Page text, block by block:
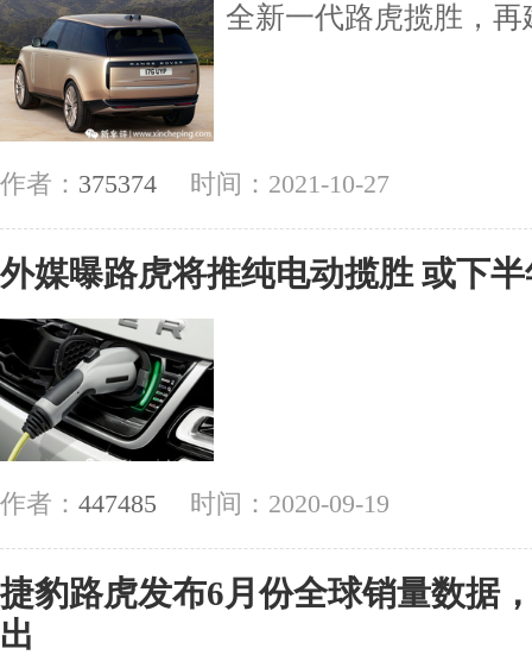
全新一代路虎揽胜，
作者： 375374 时间：2021-10-27
外媒曝路虎将推纯电动揽胜 或下
作者： 447485 时间：2020-09-19
捷豹路虎发布6月份全球销量数据
出